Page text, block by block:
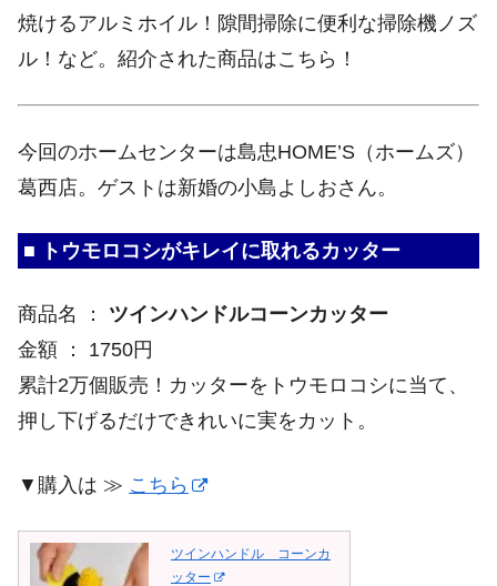
焼けるアルミホイル！隙間掃除に便利な掃除機ノズ
ル！など。紹介された商品はこちら！
今回のホームセンターは島忠HOME’S（ホームズ）
葛西店。ゲストは新婚の小島よしおさん。
■ トウモロコシがキレイに取れるカッター
商品名 ： ツインハンドルコーンカッター
金額 ： 1750円
累計2万個販売！カッターをトウモロコシに当て、
押し下げるだけできれいに実をカット。
▼購入は ≫ こちら
ツインハンドル コーンカ
ッター